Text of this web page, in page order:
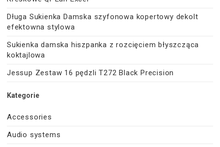
Długa Sukienka Damska szyfonowa kopertowy dekolt
efektowna stylowa
Sukienka damska hiszpanka z rozcięciem błyszcząca
koktajlowa
Jessup Zestaw 16 pędzli T272 Black Precision
Kategorie
Accessories
Audio systems